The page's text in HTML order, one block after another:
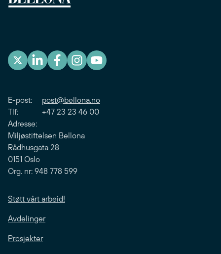
E-post: post@bellona.no
Tlf: +47 23 23 46 00
Adresse:
Miljøstiftelsen Bellona
Rådhusgata 28
0151 Oslo
Org. nr: 948 778 599
Støtt vårt arbeid!
Avdelinger
Prosjekter